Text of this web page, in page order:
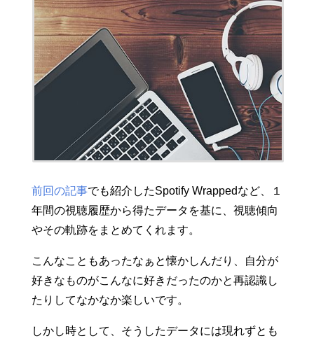
前回の記事でも紹介したSpotify Wrappedなど、１
年間の視聴履歴から得たデータを基に、視聴傾向
やその軌跡をまとめてくれます。
こんなこともあったなぁと懐かしんだり、自分が
好きなものがこんなに好きだったのかと再認識し
たりしてなかなか楽しいです。
しかし時として、そうしたデータには現れずとも